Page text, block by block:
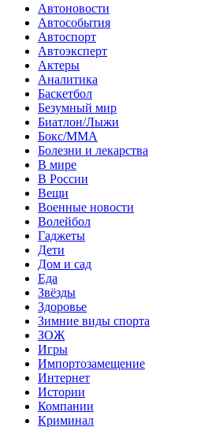
Автоновости
Автособытия
Автоспорт
Автоэксперт
Актеры
Аналитика
Баскетбол
Безумный мир
Биатлон/Лыжи
Бокс/MMA
Болезни и лекарства
В мире
В России
Вещи
Военные новости
Волейбол
Гаджеты
Дети
Дом и сад
Еда
Звёзды
Здоровье
Зимние виды спорта
ЗОЖ
Игры
Импортозамещение
Интернет
Истории
Компании
Криминал